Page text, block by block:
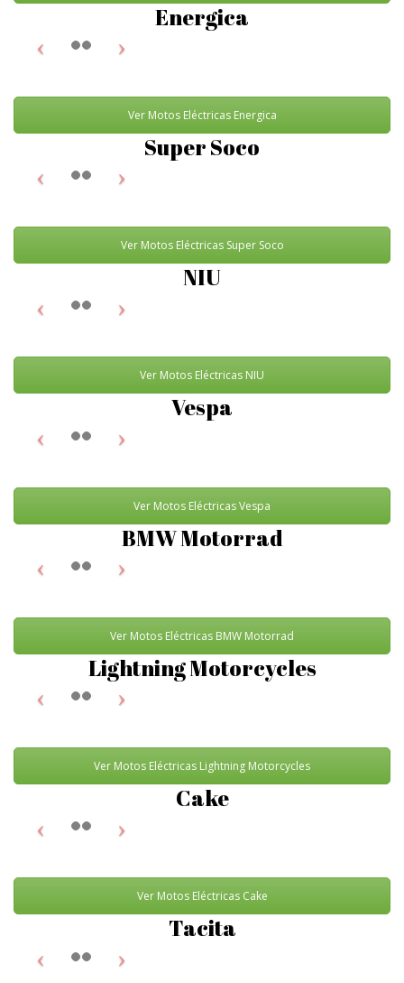
Energica
Ver Motos Eléctricas Energica
Super Soco
Ver Motos Eléctricas Super Soco
NIU
Ver Motos Eléctricas NIU
Vespa
Ver Motos Eléctricas Vespa
BMW Motorrad
Ver Motos Eléctricas BMW Motorrad
Lightning Motorcycles
Ver Motos Eléctricas Lightning Motorcycles
Cake
Ver Motos Eléctricas Cake
Tacita